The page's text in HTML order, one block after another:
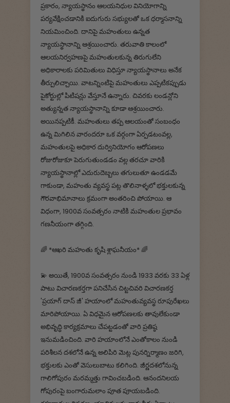
ప్రకారం, న్యాయస్థానం ఆలయనిధుల వినియోగాన్ని
పర్యవేక్షించడానికి ఐదుగురు సభ్యులతో ఒక ధర్మాసనాన్ని
నియమించింది. దానిపై మహంతులు ఉన్నత
న్యాయస్థానాన్ని ఆశ్రయించారు. తరువాతి కాలంలో
ఆలయనిర్వహణపై మహంతులకున్న తిరుగులేని
అధికారాలకు పరిమితులు విధిస్తూ న్యాయస్థానాలు అనేక
తీర్పులిచ్చాయి. వాటన్నింటిపై మహంతులు ఎప్పటికప్పుడు
పైకోర్టుల్లో పిటిషన్లు వేస్తూనే ఉన్నారు. చివరకు లండన్లోని
అత్యున్నత న్యాయస్థానాన్ని కూడా ఆశ్రయించారు.
అయినప్పటికీ. మహంతులు తప్ప ఆలయంతో సంబంధం
ఉన్న మిగిలిన వారందరూ ఒక వర్గంగా ఏర్పడటంవల్ల,
మహంతులపై అధికార దుర్వినియోగం ఆరోపణలు
రోజురోజుకూ పెరుగుతుండడం వల్ల తరచూ వారికి
న్యాయస్థానాల్లో ఎదురుదెబ్బలు తగులుతూ ఉండడమే
గాకుండా, మహంతు వ్యవస్థ పట్ల తొలినాళ్ళలో భక్తులకున్న
గౌరవాభిమానాలు క్రమంగా అంతరించి పోయాయి. ఆ
విధంగా, 1900వ సంవత్సరం నాటికి మహంతుల ప్రభావం
గణనీయంగా తగ్గింది.
🌈 *ఆఖరి మహంతు కృషి శ్లాఘనీయం* 🌈
💫 అయితే, 1900వ సంవత్సరం నుండి 1933 వరకు 33 ఏళ్ల
పాటు విచారణకర్తగా పనిచేసిన చిట్టచివరి విచారణకర్త
'ప్రయాగ్ దాస్ జీ' హయాంలో మహంతువ్యవస్థ రూపురేఖలు
మారిపోయాయి. ఏ విధమైన ఆరోపణలకు తావులేకుండా
అభివృద్ధి కార్యక్రమాలు చేపట్టడంతో వారి ప్రతిష్ఠ
ఇనుమడించింది. వారి హయాంలోనే ఎంతోకాలం నుండి
పరిశీలన దశలోనే ఉన్న అలిపిరి మెట్ల పునర్నిర్మాణం జరిగి,
భక్తులకు ఎంతో వెసులుబాటు కలిగింది. జీర్ణదశలోనున్న
గాలిగోపురం మరమ్మత్తు గావించబడింది. ఆనందనిలయ
గోపురంపై బంగారుమలాం పూత పూయబడింది.